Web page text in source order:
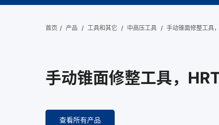
首页 / 产品 / 工具和其它 / 中高压工具 / 手动锥面修整工具
手动锥面修整工具，
查看所有产品